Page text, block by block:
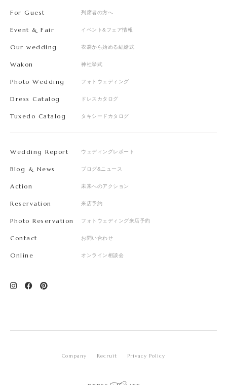
For Guest 列席者の方へ
Event & Fair イベント&フェア情報
Our wedding 衣裳から始める結婚式
Wakon 神社挙式
Photo Wedding フォトウェディング
Dress Catalog ドレスカタログ
Tuxedo Catalog タキシードカタログ
Wedding Report ウェディングレポート
Blog & News ブログ&ニュース
Action 未来へのアクション
Reservation 来店予約
Photo Reservation フォトウェディング来店予約
Contact お問い合わせ
Online オンライン相談会
Company Recruit Privacy Policy